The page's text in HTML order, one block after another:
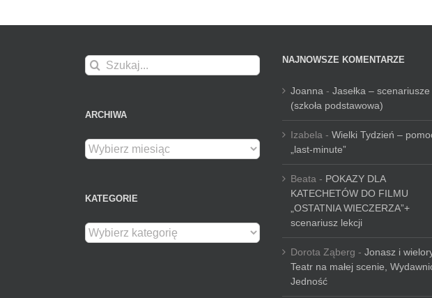
Szukaj
ARCHIWA
Archiwa
KATEGORIE
Kategorie
NAJNOWSZE KOMENTARZE
Joanna - Jasełka – scenariusze
(szkoła podstawowa)
Izabela - Wielki Tydzień –
„last-minute”
Beata - POKAZY DLA
KATECHETÓW DO FILMU
„OSTATNIA WIECZERZA”+
scenariusz lekcji
Dorota Ząberg - Jonasz i
Teatr na małej scenie,
Jedność